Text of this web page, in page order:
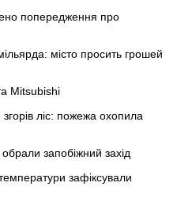
попередження про
місто просить грошей
Mitsubishi
ліс: пожежа охопила
запобіжний захід
зафіксували